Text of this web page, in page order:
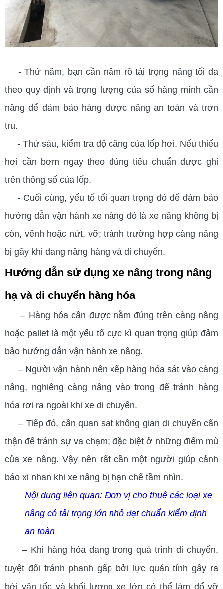
- Thứ năm, bạn cần nắm rõ tải trọng nâng tối đa
theo quy định và trọng lượng của số hàng mình cần
nâng để đảm bảo hàng được nâng an toàn và trơn
tru.
- Thứ sáu, kiểm tra độ căng của lốp hơi. Nếu thiếu
hơi cần bơm ngay theo đúng tiêu chuẩn được ghi
trên thông số của lốp.
- Cuối cùng, yếu tố tối quan trọng đó để đảm bảo
hướng dẫn vận hành xe nâng đó là xe nâng không bị
còn, vênh hoặc nứt, vỡ; tránh trường hợp càng nâng
bị gãy khi đang nâng hàng và di chuyển.
Hướng dẫn sử dụng xe nâng trong nâng
hạ và di chuyển hàng hóa
– Hàng hóa cần được nằm đúng trên càng nâng
hoặc pallet là một yếu tố cực kì quan trọng giúp đảm
bảo hướng dẫn vận hành xe nâng.
– Người vận hành nên xếp hàng hóa sát vào càng
nâng, nghiêng càng nâng vào trong để tránh hàng
hóa rơi ra ngoài khi xe di chuyển.
– Tiếp đó, cần quan sat không gian di chuyển cẩn
thận để tránh sự va chạm; đặc biệt ở những điểm mù
của xe nâng. Vậy nên rất cần một người giúp cảnh
báo xi nhan khi xe nâng bị hạn chế tầm nhìn.
Nội dung liên quan: Đơn vị cho thuê các loại xe
nâng có tải trọng lớn nhỏ đạt chuẩn kiểm định
an toàn
– Khi hàng hóa đang trong quá trình di chuyển,
tuyệt đối tránh phanh gấp bởi lực quán tính gây ra
bởi vận tốc và khối lượng xe lớn có thể làm đổ vỡ